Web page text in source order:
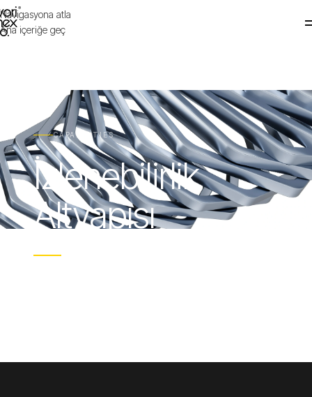
Navigasyona atla
Ana içeriğe geç
CAPABILITIES
İzlenebilirlik
Altyapısı
WORIMEX
Satış
Markalar
Dökümantasyon
Sürdürülebilirlik